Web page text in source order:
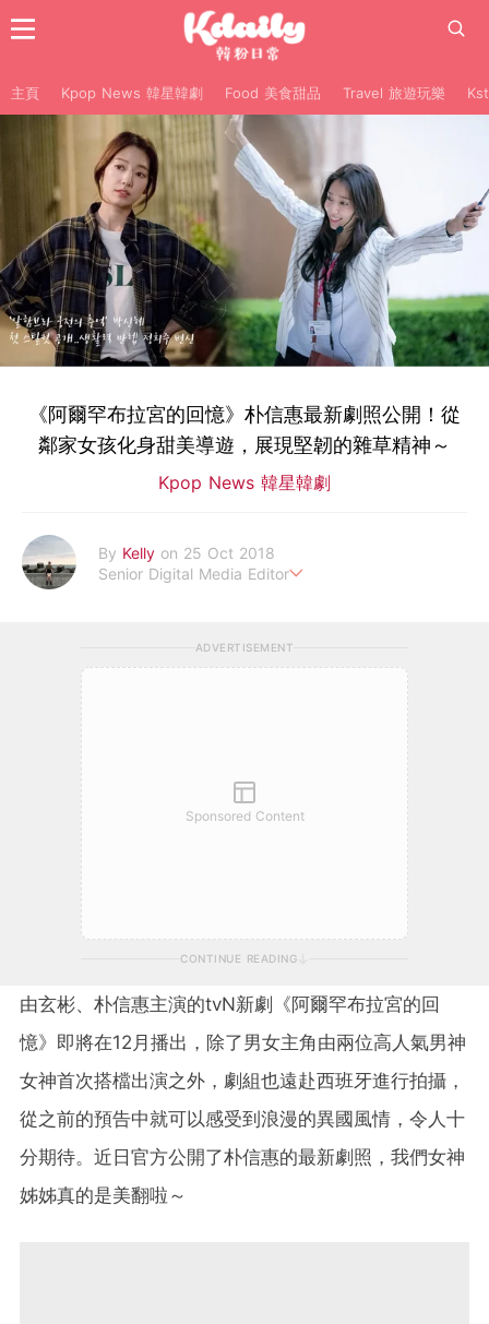
主頁 Kpop News 韓星韓劇 Food 美食甜品 Travel 旅遊玩樂
《阿爾罕布拉宮的回憶》朴信惠最新劇照公開！從
鄰家女孩化身甜美導遊，展現堅韌的雜草精神～
Kpop News 韓星韓劇
By Kelly on 25 Oct 2018
Senior Digital Media Editor
ADVERTISEMENT
Sponsored Content
CONTINUE READING
由玄彬、朴信惠主演的tvN新劇《阿爾罕布拉宮的回
憶》即將在12月播出，除了男女主角由兩位高人氣男神
女神首次搭檔出演之外，劇組也遠赴西班牙進行拍攝，
從之前的預告中就可以感受到浪漫的異國風情，令人十
分期待。近日官方公開了朴信惠的最新劇照，我們女神
姊姊真的是美翻啦～